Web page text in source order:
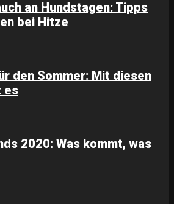
an Hundstagen: Tipps
bei Hitze
den Sommer: Mit diesen
es
2020: Was kommt, was